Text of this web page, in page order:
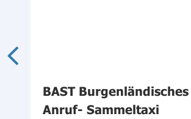
BAST Burgenländisches
Anruf- Sammeltaxi